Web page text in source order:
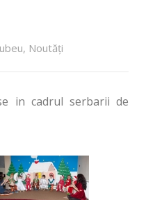
, Noutăți
in cadrul serbarii de